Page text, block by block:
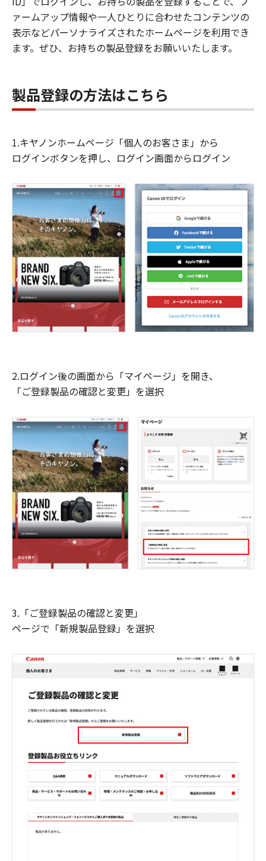
ァームアップ情報や一人ひとりに合わせたコンテンツの
表示などパーソナライズされたホームページを利用でき
ます。ぜひ、お持ちの製品登録をお願いいたします。
製品登録の方法はこちら
1.キヤノンホームページ「個人のお客さま」から
ログインボタンを押し、ログイン画面からログイン
2.ログイン後の画面から「マイページ」を開き、
「ご登録製品の確認と変更」を選択
3.「ご登録製品の確認と変更」
ページで「新規製品登録」を選択